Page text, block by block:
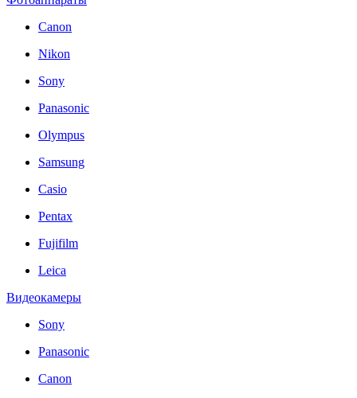
Canon
Nikon
Sony
Panasonic
Olympus
Samsung
Casio
Pentax
Fujifilm
Leica
Видеокамеры
Sony
Panasonic
Canon